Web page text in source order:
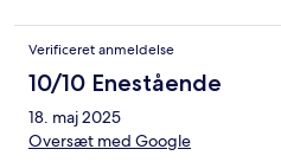
Verificeret anmeldelse
10/10 Enestående
18. maj 2025
Oversæt med Google